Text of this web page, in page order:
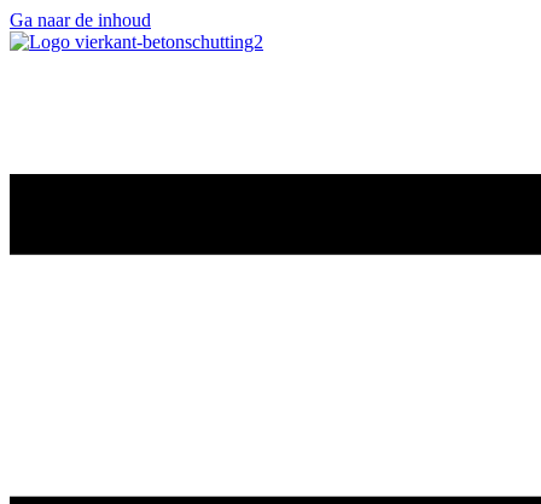
Ga naar de inhoud